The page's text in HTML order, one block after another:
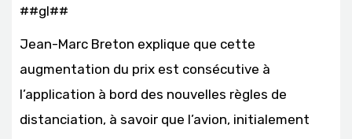
##gl##
Jean-Marc Breton explique que cette
augmentation du prix est consécutive à
l’application à bord des nouvelles règles de
distanciation, à savoir que l’avion, initialement